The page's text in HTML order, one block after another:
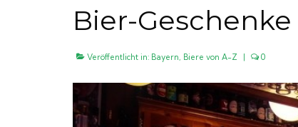
Bier-
Veröffentlicht in: Bayern, Biere von A-Z 0